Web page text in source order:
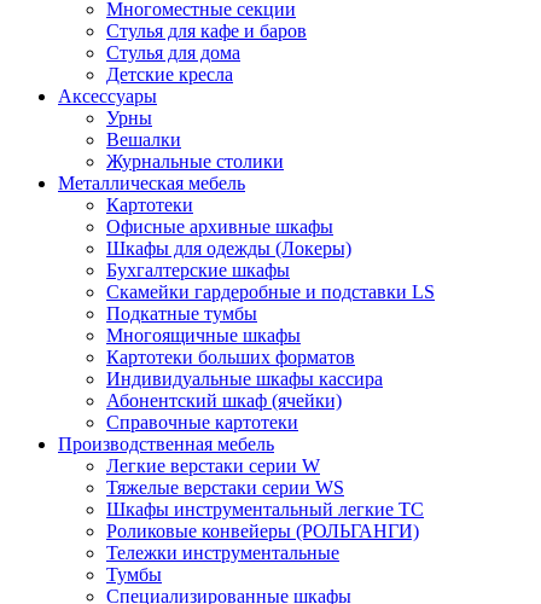
Многоместные секции
Стулья для кафе и баров
Стулья для дома
Детские кресла
Аксессуары
Урны
Вешалки
Журнальные столики
Металлическая мебель
Картотеки
Офисные архивные шкафы
Шкафы для одежды (Локеры)
Бухгалтерские шкафы
Скамейки гардеробные и подставки LS
Подкатные тумбы
Многоящичные шкафы
Картотеки больших форматов
Индивидуальные шкафы кассира
Абонентский шкаф (ячейки)
Справочные картотеки
Производственная мебель
Легкие верстаки серии W
Тяжелые верстаки серии WS
Шкафы инструментальный легкие ТС
Роликовые конвейеры (РОЛЬГАНГИ)
Тележки инструментальные
Тумбы
Специализированные шкафы